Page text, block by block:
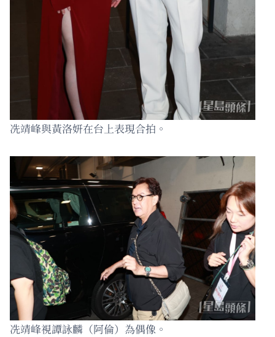
冼靖峰與黃洛妍在台上表現合拍。
冼靖峰視譚詠麟（阿倫）為偶像。